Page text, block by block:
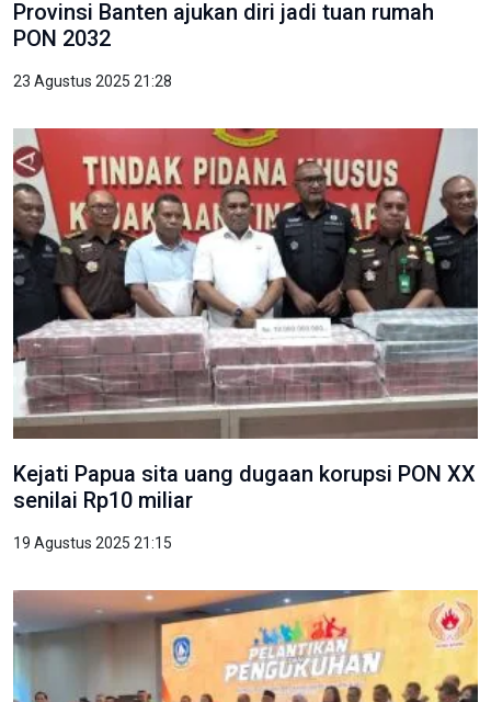
Provinsi Banten ajukan diri jadi tuan rumah
PON 2032
23 Agustus 2025 21:28
Kejati Papua sita uang dugaan korupsi PON XX
senilai Rp10 miliar
19 Agustus 2025 21:15